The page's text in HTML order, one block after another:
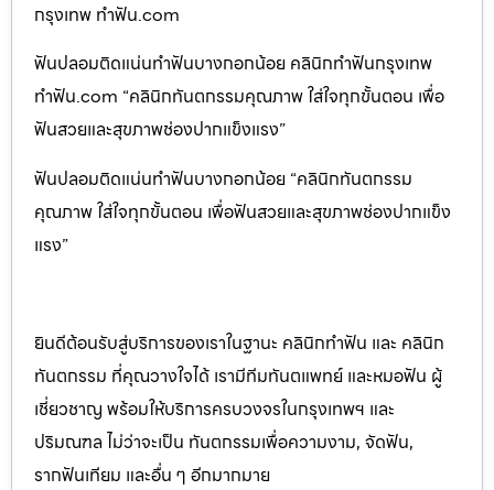
กรุงเทพ ทำฟัน.com
ฟันปลอมติดแน่นทำฟันบางกอกน้อย คลินิกทำฟันกรุงเทพ
ทำฟัน.com “คลินิกทันตกรรมคุณภาพ ใส่ใจทุกขั้นตอน เพื่อ
ฟันสวยและสุขภาพช่องปากแข็งแรง”
ฟันปลอมติดแน่นทำฟันบางกอกน้อย “คลินิกทันตกรรม
คุณภาพ ใส่ใจทุกขั้นตอน เพื่อฟันสวยและสุขภาพช่องปากแข็ง
แรง”
ยินดีต้อนรับสู่บริการของเราในฐานะ คลินิกทำฟัน และ คลินิก
ทันตกรรม ที่คุณวางใจได้ เรามีทีมทันตแพทย์ และหมอฟัน ผู้
เชี่ยวชาญ พร้อมให้บริการครบวงจรในกรุงเทพฯ และ
ปริมณฑล ไม่ว่าจะเป็น ทันตกรรมเพื่อความงาม, จัดฟัน,
รากฟันเทียม และอื่น ๆ อีกมากมาย